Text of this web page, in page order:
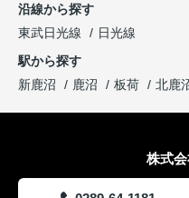
沿線から探す
東武日光線
日光線
駅から探す
新鹿沼
鹿沼 板荷 北鹿
株式